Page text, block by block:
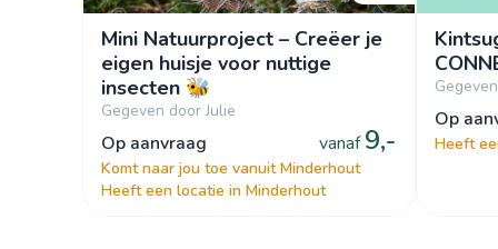
Mini Natuurproject – Creëer je
eigen huisje voor nuttige
insecten 🐝
Gegeven door Julie
op aanvraag vanaf 9,-
Komt naar jou toe vanuit Minderhout
Heeft een locatie in Minderhout
op
Heeft